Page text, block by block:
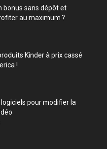
bonus sans dépôt et
au maximum ?
Kinder à prix cassé
!
pour modifier la